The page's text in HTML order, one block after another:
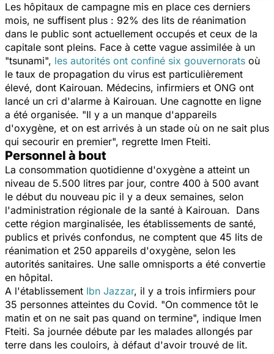
Les hôpitaux de campagne mis en place ces derniers
mois, ne suffisent plus : 92% des lits de réanimation
dans le public sont actuellement occupés et ceux de la
capitale sont pleins. Face à cette vague assimilée à un
"tsunami", les autorités ont confiné six gouvernorats où
le taux de propagation du virus est particulièrement
élevé, dont Kairouan. Médecins, infirmiers et ONG ont
lancé un cri d'alarme à Kairouan. Une cagnotte en ligne
a été organisée. "Il y a un manque d'appareils
d'oxygène, et on est arrivés à un stade où on ne sait plus
qui secourir en premier", regrette Imen Fteiti.
Personnel à bout
La consommation quotidienne d'oxygène a atteint un
niveau de 5.500 litres par jour, contre 400 à 500 avant
le début du nouveau pic il y a deux semaines, selon
l'administration régionale de la santé à Kairouan. Dans
cette région marginalisée, les établissements de santé,
publics et privés confondus, ne comptent que 45 lits de
réanimation et 250 appareils d'oxygène, selon les
autorités sanitaires. Une salle omnisports a été convertie
en hôpital.
A l'établissement Ibn Jazzar, il y a trois infirmiers pour
35 personnes atteintes du Covid. "On commence tôt le
matin et on ne sait pas quand on termine", indique Imen
Fteiti. Sa journée débute par les malades allongés par
terre dans les couloirs, à défaut d'avoir trouvé de lit.